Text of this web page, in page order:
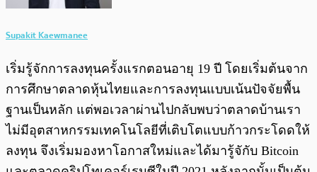
Supakit Kaewmanee
เริ่มรู้จักการลงทุนครั้งแรกตอนอายุ 19 ปี โดยเริ่มต้นจาก
การศึกษาตลาดหุ้นไทยและการลงทุนแบบเน้นปัจจัยพื้น
ฐานเป็นหลัก แต่พอเวลาผ่านไปกลับพบว่าตลาดบ้านเรา
ไม่มีอุตสาหกรรมเทคโนโลยีที่เติบโตแบบก้าวกระโดดให้
ลงทุน จึงเริ่มมองหาโอกาสใหม่และได้มารู้จักับ Bitcoin